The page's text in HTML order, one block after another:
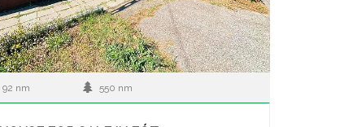
92 nm 550 nm